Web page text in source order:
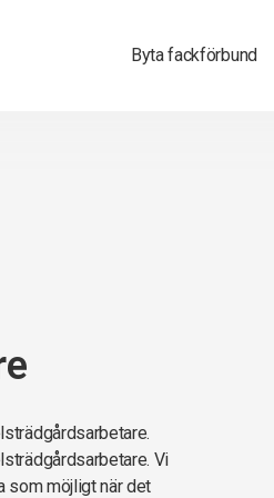
Byta fackförbund
Vi
som möjligt när det